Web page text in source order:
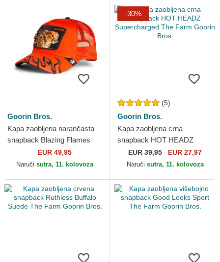
Goorin Bros.
Kapa zaobljena narančasta
snapback Blazing Flames
The Farm Goorin Bros.
EUR 49,95
Naruči sutra, 11. kolovoza
-30%
(5)
Goorin Bros.
Kapa zaobljena crna
snapback HOT HEADZ
Supercharged The Farm
Goorin Bros.
EUR 39,95 EUR 27,97
Naruči sutra, 11. kolovoza